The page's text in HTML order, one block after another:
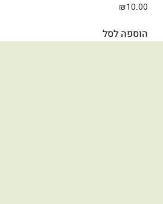
₪10.00
הוספה לסל